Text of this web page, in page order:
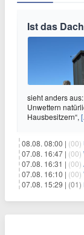
Ist das
sieht anders
Unwettern
Hausbesitzern“,
08.08. 08:00 | (00)
07.08. 16:47 | (00)
07.08. 16:31 | (00)
07.08. 16:10 | (00)
07.08. 15:29 | (01)